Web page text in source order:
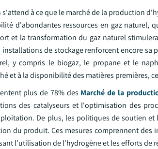
à ce que le marché de la production
d'abondantes ressources en gaz naturel,
et la transformation du gaz naturel
installations de stockage renforcent encore sa
y compris le biogaz, le propane et le
et à la disponibilité des matières premières,
plus de 78% des Marché de la
des catalyseurs et l'optimisation des
De plus, les politiques de soutien
du produit. Ces mesures comprennent des
l'utilisation de l'hydrogène et les efforts de